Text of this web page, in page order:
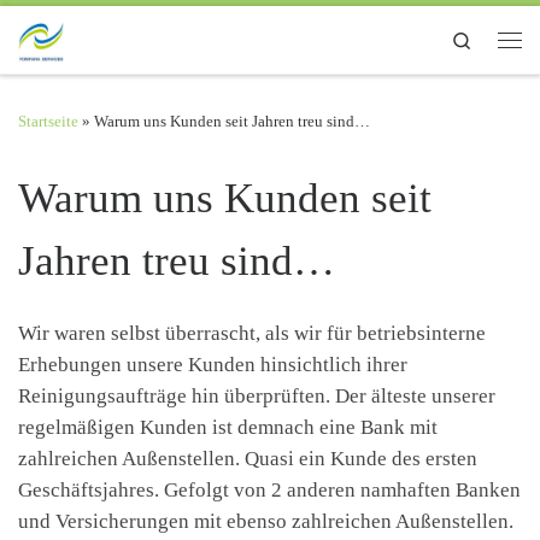
Zum Inhalt springen
Search
Startseite » Warum uns Kunden seit Jahren treu sind…
Warum uns Kunden seit
Jahren treu sind…
Wir waren selbst überrascht, als wir für betriebsinterne
Erhebungen unsere Kunden hinsichtlich ihrer
Reinigungsaufträge hin überprüften. Der älteste unserer
regelmäßigen Kunden ist demnach eine Bank mit
zahlreichen Außenstellen. Quasi ein Kunde des ersten
Geschäftsjahres. Gefolgt von 2 anderen namhaften Banken
und Versicherungen mit ebenso zahlreichen Außenstellen.